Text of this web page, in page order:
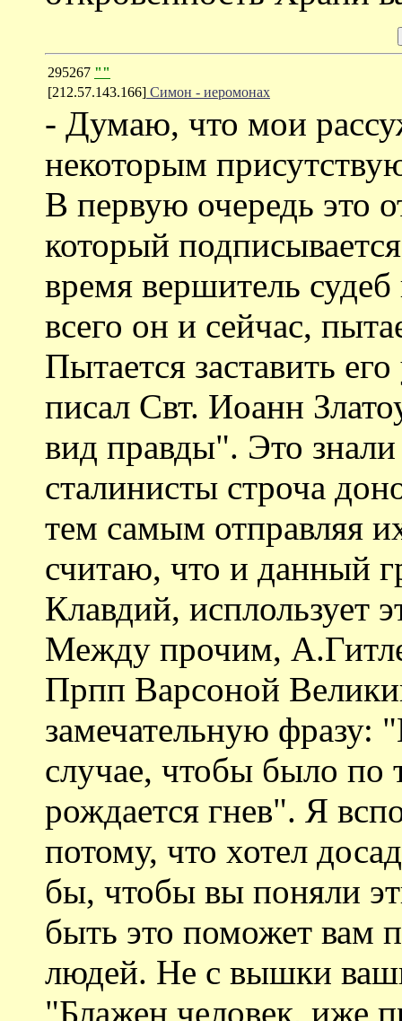
295267 ""
[212.57.143.166] Симон - иеромонах
- Думаю, что мои
некоторым
В первую очередь это
который
время вершитель
всего он и сейчас,
Пытается заставить
писал Свт. Иоанн
вид правды". Это
сталинисты строча
тем самым отправляя
считаю, что и данный
Клавдий, исплользует
Между прочим,
Прпп Варсоной
замечательную фразу:
случае, чтобы было по
рождается гнев". Я
потому, что хотел
бы, чтобы вы поняли
быть это поможет вам
людей. Не с вышки
"Блажен человек, иже